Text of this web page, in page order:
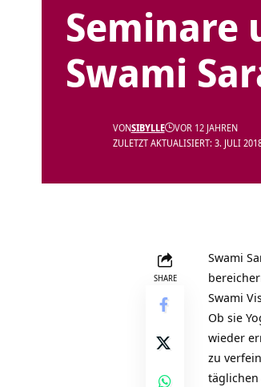
Seminare
Swami
ZULETZT AKTUALISIERT: 3. JULI
VONSIBYLLE VOR 12 JAHREN
SHARE
Swami
Swami
Ob sie
wieder
zu
täglichen